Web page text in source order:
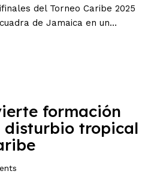
del Torneo Caribe 2025
de Jamaica en un…
formación
disturbio tropical